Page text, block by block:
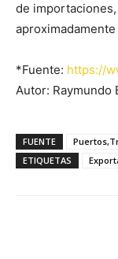
de
*Fuente: https://
Autor: Raymundo
FUENTE
ETIQUETAS